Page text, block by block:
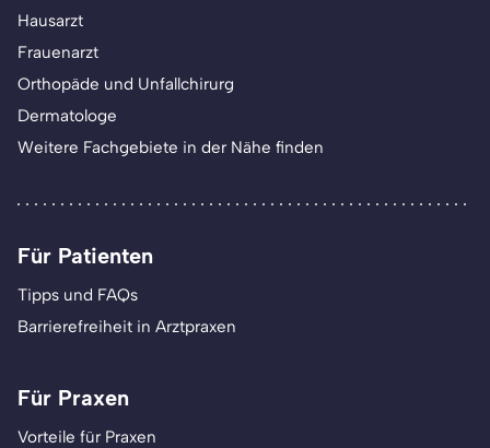
Hausarzt
Frauenarzt
Orthopäde und Unfallchirurg
Dermatologe
Weitere Fachgebiete in der Nähe finden
Für Patienten
Tipps und FAQs
Barrierefreiheit in Arztpraxen
Für Praxen
Vorteile für Praxen